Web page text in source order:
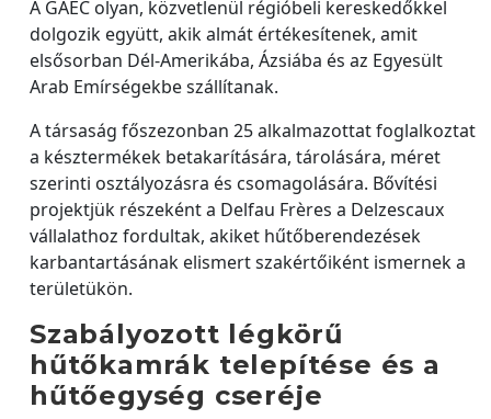
A GAEC olyan, közvetlenül régióbeli kereskedőkkel
dolgozik együtt, akik almát értékesítenek, amit
elsősorban Dél-Amerikába, Ázsiába és az Egyesült
Arab Emírségekbe szállítanak.
A társaság főszezonban 25 alkalmazottat foglalkoztat
a késztermékek betakarítására, tárolására, méret
szerinti osztályozásra és csomagolására. Bővítési
projektjük részeként a Delfau Frères a Delzescaux
vállalathoz fordultak, akiket hűtőberendezések
karbantartásának elismert szakértőiként ismernek a
területükön.
Szabályozott légkörű
hűtőkamrák telepítése és a
hűtőegység cseréje